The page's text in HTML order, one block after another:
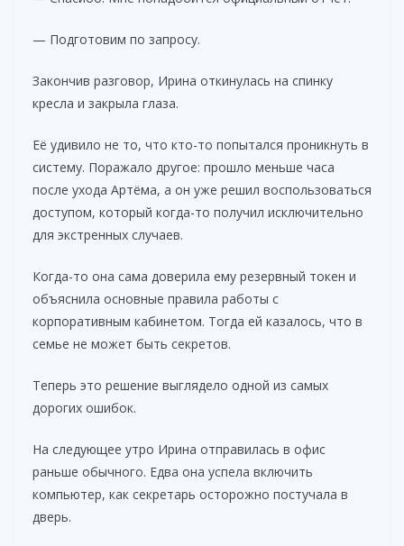
— Подготовим по запросу.
Закончив разговор, Ирина откинулась на спинку
кресла и закрыла глаза.
Её удивило не то, что кто-то попытался проникнуть в
систему. Поражало другое: прошло меньше часа
после ухода Артёма, а он уже решил воспользоваться
доступом, который когда-то получил исключительно
для экстренных случаев.
Когда-то она сама доверила ему резервный токен и
объяснила основные правила работы с
корпоративным кабинетом. Тогда ей казалось, что в
семье не может быть секретов.
Теперь это решение выглядело одной из самых
дорогих ошибок.
На следующее утро Ирина отправилась в офис
раньше обычного. Едва она успела включить
компьютер, как секретарь осторожно постучала в
дверь.